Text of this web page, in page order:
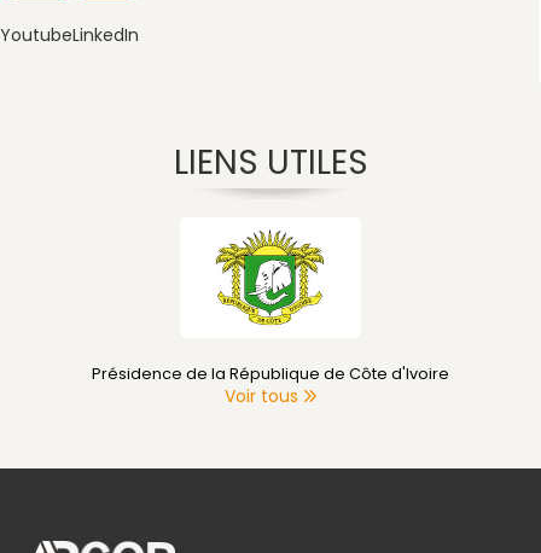
YoutubeLinkedIn
LIENS UTILES
Présidence de la République de Côte d'Ivoire
Voir tous